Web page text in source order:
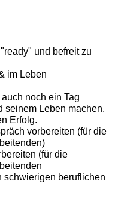
und befreit zu
im Leben
noch ein Tag
seinem Leben machen.
Erfolg.
vorbereiten (für die
(für die
schwierigen beruflichen